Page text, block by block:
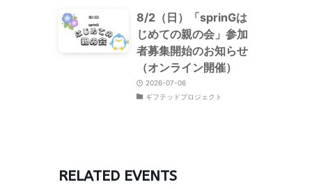
8/2（日）「sprinGは
じめての親の会」参加
者募集開始のお知らせ
（オンライン開催）
2026-07-06
ギフテッドプロジェクト
RELATED EVENTS